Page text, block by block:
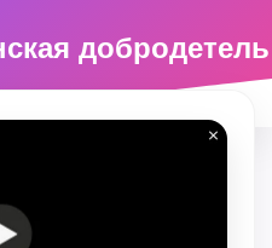
добродетель